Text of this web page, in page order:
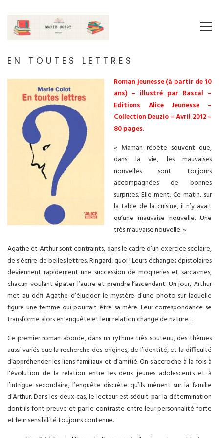
EN TOUTES LETTRES
Roman jeunesse (à partir de 10
ans) – illustré par Rascal –
Editions Alice Jeunesse –
Collection Deuzio – Avril 2012 –
80 pages.
« Maman répète souvent que,
dans la vie, les mauvaises
nouvelles sont toujours
accompagnées de bonnes
surprises. Elle ment. Ce matin, sur
la table de la cuisine, il n’y avait
qu’une mauvaise nouvelle. Une
très mauvaise nouvelle. »
Agathe et Arthur sont contraints, dans le cadre d’un exercice scolaire,
de s’écrire de belles lettres. Ringard, quoi ! Leurs échanges épistolaires
deviennent rapidement une succession de moqueries et sarcasmes,
chacun voulant épater l’autre et prendre l’ascendant. Un jour, Arthur
met au défi Agathe d’élucider le mystère d’une photo sur laquelle
figure une femme qui pourrait être sa mère. Leur correspondance se
transforme alors en enquête et leur relation change de nature…
Ce premier roman aborde, dans un rythme très soutenu, des thèmes
aussi variés que la recherche des origines, de l’identité, et la difficulté
d’appréhender les liens familiaux et d’amitié. On s’accroche à la fois à
l’évolution de la relation entre les deux jeunes adolescents et à
l’intrigue secondaire, l’enquête discrète qu’ils mènent sur la famille
d’Arthur. Dans les deux cas, le lecteur est séduit par la détermination
dont ils font preuve et par le contraste entre leur personnalité forte
et leur sensibilité toujours contenue.